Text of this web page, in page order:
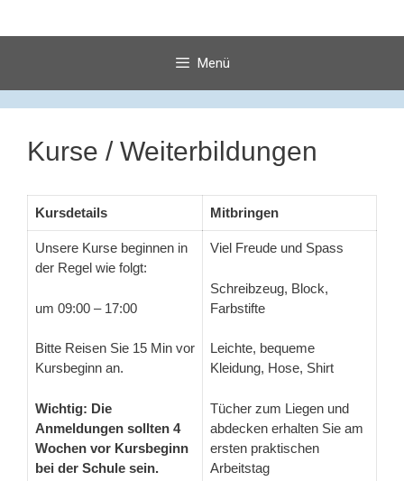
Menü
Kurse / Weiterbildungen
Kursdetails Mitbringen
Unsere Kurse beginnen in
der Regel wie folgt:
um 09:00 – 17:00
Bitte Reisen Sie 15 Min vor
Kursbeginn an.
Wichtig: Die
Anmeldungen sollten 4
Wochen vor Kursbeginn
bei der Schule sein.
Viel Freude und Spass
Schreibzeug, Block,
Farbstifte
Leichte, bequeme
Kleidung, Hose, Shirt
Tücher zum Liegen und
abdecken erhalten Sie am
ersten praktischen
Arbeitstag